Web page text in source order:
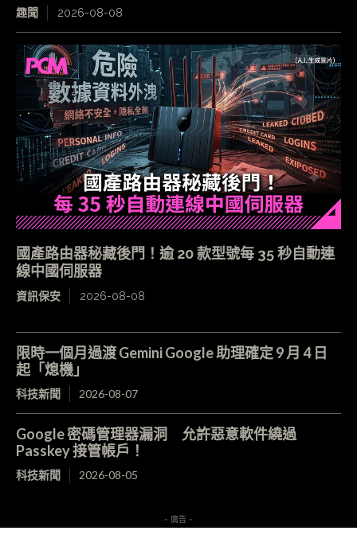
趣聞 2026-08-08
國產路由器秘藏後門！逾 20 款型號每 35 秒自動連
線中國伺服器
資訊保安 2026-08-08
限時一個月過渡 Gemini Google 助理確定 9 月 4 日
起「熄機」
科技新聞 2026-08-07
Google 密碼管理器漏洞 允許惡意軟件繞過
Passkey 接管帳戶！
科技新聞 2026-08-05
- 廣告 -